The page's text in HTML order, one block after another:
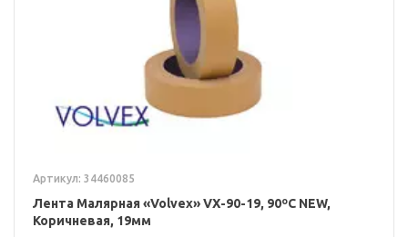
Артикул: 34460085
Лента Малярная «Volvex» VX-90-19, 90ºС NEW,
Коричневая, 19мм